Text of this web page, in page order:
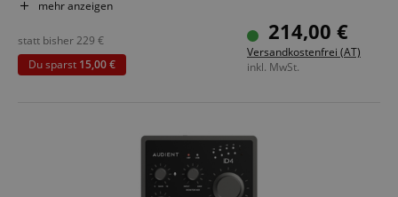
Kombibuchse
Perfekt geeignet für kleine, aber anspruchsvolle Setups
Leistungsstarker Kopfhörerverstärker mit unabhängigem
DAC
mehr anzeigen
214,00 €
Versandkostenfrei (AT)
inkl. MwSt.
statt bisher229 €
Du sparst 15,00 €